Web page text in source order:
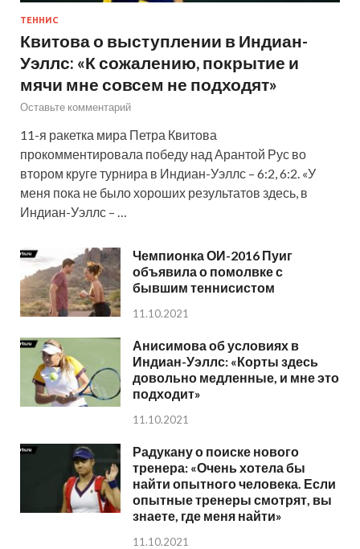
ТЕННИС
Квитова о выступлении в Индиан-
Уэллс: «К сожалению, покрытие и
мячи мне совсем не подходят»
Оставьте комментарий
11-я ракетка мира Петра Квитова
прокомментировала победу над Арантой Рус во
втором круге турнира в Индиан-Уэллс – 6:2, 6:2. «У
меня пока не было хороших результатов здесь, в
Индиан-Уэллс – …
Чемпионка ОИ-2016 Пуиг
объявила о помолвке с
бывшим теннисистом
11.10.2021
Анисимова об условиях в
Индиан-Уэллс: «Корты здесь
довольно медленные, и мне это
подходит»
11.10.2021
Радукану о поиске нового
тренера: «Очень хотела бы
найти опытного человека. Если
опытные тренеры смотрят, вы
знаете, где меня найти»
11.10.2021